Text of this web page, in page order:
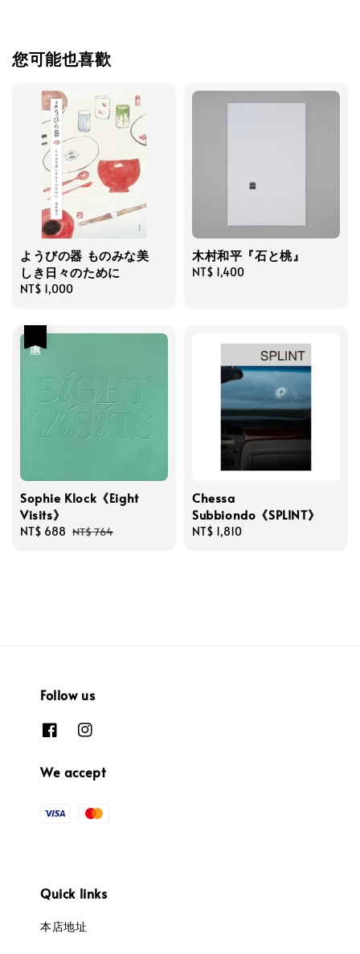
您可能也喜歡
ようびの器 ものみな美
しき日々のために
Regular
NT$ 1,000
木村和平『石と桃』
Regular
NT$ 1,400
Sophie Klock《Eight
Visits》
Sale
NT$ 688 Regular
NT$ 764
Chessa
Subbiondo《SPLINT》
Regular
NT$ 1,810
Follow us
We accept
Quick links
本店地址